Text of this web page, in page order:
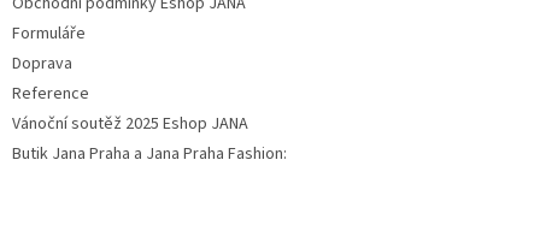
Formuláře
Doprava
Reference
Vánoční soutěž 2025 Eshop JANA
Butik Jana Praha a Jana Praha Fashion: